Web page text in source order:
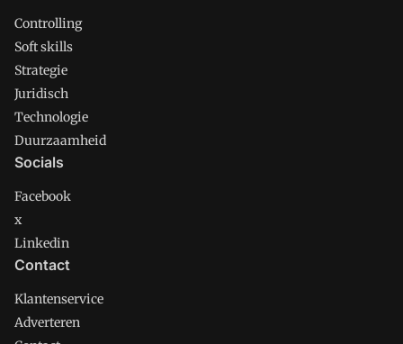
Controlling
Soft skills
Strategie
Juridisch
Technologie
Duurzaamheid
Socials
Facebook
x
Linkedin
Contact
Klantenservice
Adverteren